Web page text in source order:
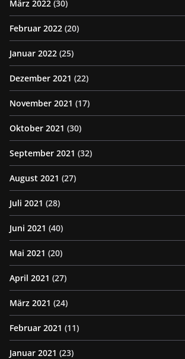
März 2022 (30)
Februar 2022 (20)
Januar 2022 (25)
Dezember 2021 (22)
November 2021 (17)
Oktober 2021 (30)
September 2021 (32)
August 2021 (27)
Juli 2021 (28)
Juni 2021 (40)
Mai 2021 (20)
April 2021 (27)
März 2021 (24)
Februar 2021 (11)
Januar 2021 (23)